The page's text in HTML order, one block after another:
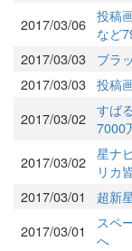
2017/03/06 投稿
など
2017/03/03
ブラ
2017/03/03 投稿
2017/03/02 すば
7000
2017/03/02 星ナ
リカ
2017/03/01
超新
2017/03/01
スペ
へ